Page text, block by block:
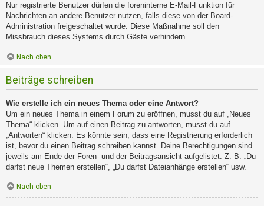
Nur registrierte Benutzer dürfen die foreninterne E-Mail-Funktion für
Nachrichten an andere Benutzer nutzen, falls diese von der Board-
Administration freigeschaltet wurde. Diese Maßnahme soll den
Missbrauch dieses Systems durch Gäste verhindern.
Nach oben
Beiträge schreiben
Wie erstelle ich ein neues Thema oder eine Antwort?
Um ein neues Thema in einem Forum zu eröffnen, musst du auf „Neues
Thema“ klicken. Um auf einen Beitrag zu antworten, musst du auf
„Antworten“ klicken. Es könnte sein, dass eine Registrierung erforderlich
ist, bevor du einen Beitrag schreiben kannst. Deine Berechtigungen sind
jeweils am Ende der Foren- und der Beitragsansicht aufgelistet. Z. B. „Du
darfst neue Themen erstellen“, „Du darfst Dateianhänge erstellen“ usw.
Nach oben